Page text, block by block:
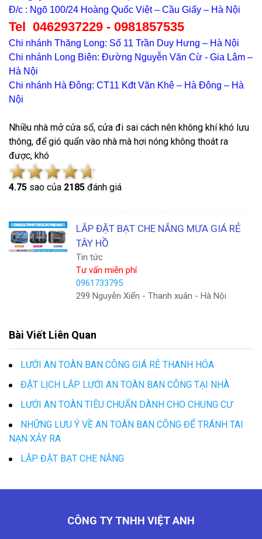
Đ/c : Ngõ 100/24 Hoàng Quốc Việt – Cầu Giấy – Hà Nội
Tel 0462937229 - 0981857535
Chi nhánh Thăng Long: Số 11 Trần Duy Hưng – Hà Nội
Chi nhánh Long Biên: Đường Nguyễn Văn Cừ - Gia Lâm –
Hà Nội
Chi nhánh Hà Đông: CT11 Kđt Văn Khê – Hà Đông – Hà
Nội
Nhiều nhà mở cửa sổ, cửa đi sai cách nên không khí khó lưu
thông, để gió quẩn vào nhà mà hơi nóng không thoát ra
được, khó
4.75 sao của 2185 đánh giá
LẮP ĐẶT BẠT CHE NẮNG MƯA GIÁ RẺ
TÂY HỒ
Tin tức
Tư vấn miễn phí
0961733795
299 Nguyễn Xiển - Thanh xuân - Hà Nội
Bài Viết Liên Quan
LƯỚI AN TOÀN BAN CÔNG GIÁ RẺ THANH HÓA
ĐẶT LỊCH LẮP LƯỚI AN TOÀN BAN CÔNG TẠI NHÀ
LƯỚI AN TOÀN TIÊU CHUẨN DÀNH CHO CHUNG CƯ
NHỮNG LƯU Ý VỀ AN TOÀN BAN CÔNG ĐỂ TRÁNH TAI
NẠN XẢY RA
LẮP ĐẶT BẠT CHE NẮNG
CÔNG TY TNHH VIỆT ANH